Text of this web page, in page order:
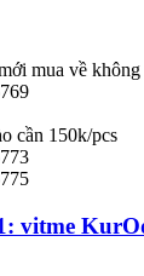
mua về
cần 150k/pcs
vitme